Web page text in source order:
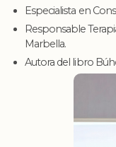
Especialista en
Responsable
Marbella.
Autora del libro